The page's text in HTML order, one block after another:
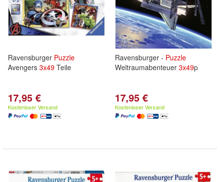
Ravensburger Puzzle
Avengers 3x49 Teile
17,95 €
Kostenloser Versand
Ravensburger - Puzzle
Weltraumabenteuer 3x49p
17,95 €
Kostenloser Versand